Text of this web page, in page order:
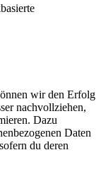
wir den Erfolg
nachvollziehen,
Dazu
Daten
du deren